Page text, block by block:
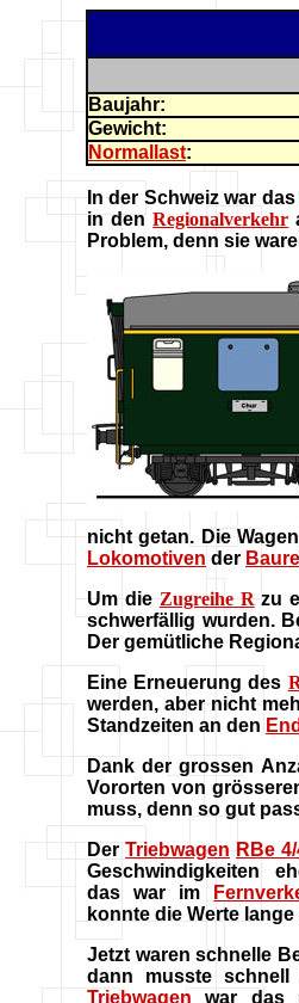
Baujahr:
Gewicht:
Normallast:
In der Schweiz war
in denRegionalverkehr
Problem, denn sie
nicht getan. Die
Lokomotiven der
Um die Zugreihe R zu
schwerfällig wurden.
Der gemütliche
Eine Erneuerung des
werden, aber nicht
Standzeiten an den
Dank der grossen
Vororten von
muss, denn so gut
Der Triebwagen RBe
Geschwindigkeiten
das war im
konnte die Werte
Jetzt waren schnelle
dann musste schnell
Triebwagen war das